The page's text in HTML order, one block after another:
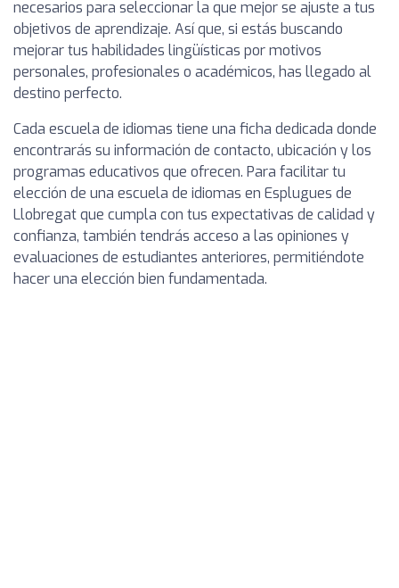
necesarios para seleccionar la que mejor se ajuste a tus
objetivos de aprendizaje. Así que, si estás buscando
mejorar tus habilidades lingüísticas por motivos
personales, profesionales o académicos, has llegado al
destino perfecto.
Cada escuela de idiomas tiene una ficha dedicada donde
encontrarás su información de contacto, ubicación y los
programas educativos que ofrecen. Para facilitar tu
elección de una escuela de idiomas en Esplugues de
Llobregat que cumpla con tus expectativas de calidad y
confianza, también tendrás acceso a las opiniones y
evaluaciones de estudiantes anteriores, permitiéndote
hacer una elección bien fundamentada.